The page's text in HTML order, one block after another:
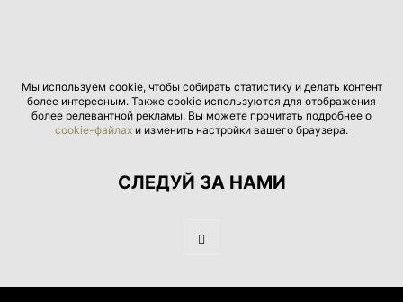
Мы используем cookie, чтобы собирать статистику и делать контент
более интересным. Также cookie используются для отображения
более релевантной рекламы. Вы можете прочитать подробнее о
cookie-файлах и изменить настройки вашего браузера.
СЛЕДУЙ ЗА НАМИ